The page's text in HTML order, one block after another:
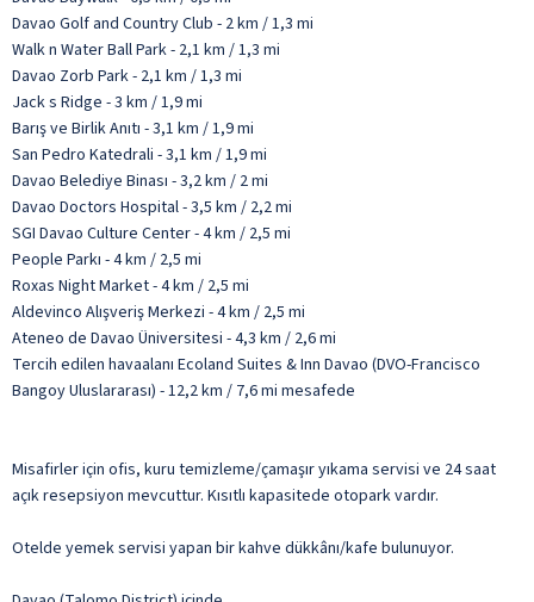
Davao Golf and Country Club - 2 km / 1,3 mi
Walk n Water Ball Park - 2,1 km / 1,3 mi
Davao Zorb Park - 2,1 km / 1,3 mi
Jack s Ridge - 3 km / 1,9 mi
Barış ve Birlik Anıtı - 3,1 km / 1,9 mi
San Pedro Katedrali - 3,1 km / 1,9 mi
Davao Belediye Binası - 3,2 km / 2 mi
Davao Doctors Hospital - 3,5 km / 2,2 mi
SGI Davao Culture Center - 4 km / 2,5 mi
People Parkı - 4 km / 2,5 mi
Roxas Night Market - 4 km / 2,5 mi
Aldevinco Alışveriş Merkezi - 4 km / 2,5 mi
Ateneo de Davao Üniversitesi - 4,3 km / 2,6 mi
Tercih edilen havaalanı Ecoland Suites & Inn Davao (DVO-Francisco
Bangoy Uluslararası) - 12,2 km / 7,6 mi mesafede
Misafirler için ofis, kuru temizleme/çamaşır yıkama servisi ve 24 saat
açık resepsiyon mevcuttur. Kısıtlı kapasitede otopark vardır.
Otelde yemek servisi yapan bir kahve dükkânı/kafe bulunuyor.